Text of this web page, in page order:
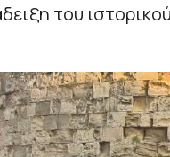
του